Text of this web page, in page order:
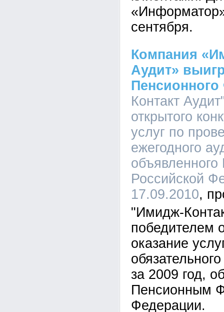
сентября.
Компания
Аудит»
Контакт
открытого
услуг по
ежегодного
Российской
17.09.2010
"Имидж-
победителем
оказание
за 2009 год,
Пенсионным
Федерации.